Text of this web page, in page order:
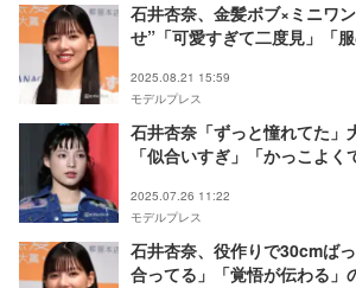
石井杏奈、金髪ボブ×ミニワ
せ”「可愛すぎて二度見」「
2025.08.21 15:59
モデルプレス
石井杏奈「ずっと憧れてた」
「似合いすぎ」「かっこよ
2025.07.26 11:22
モデルプレス
石井杏奈、役作りで30cmば
合ってる」「覚悟が伝わる」